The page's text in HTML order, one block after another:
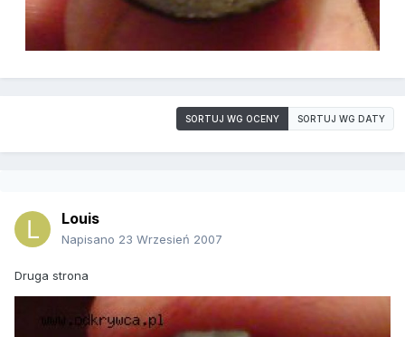
SORTUJ WG OCENY SORTUJ WG DATY
Louis
Napisano 23 Wrzesień 2007
Druga strona